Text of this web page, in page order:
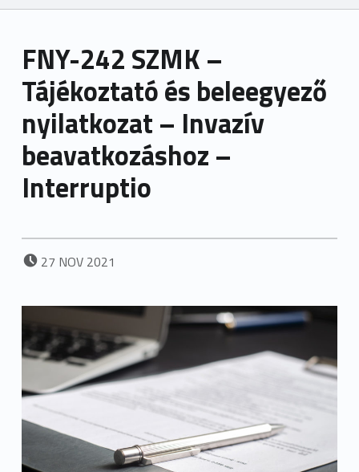
FNY-242 SZMK –
Tájékoztató és beleegyező
nyilatkozat – Invazív
beavatkozáshoz –
Interruptio
POSTED ON:
27 NOV 2021